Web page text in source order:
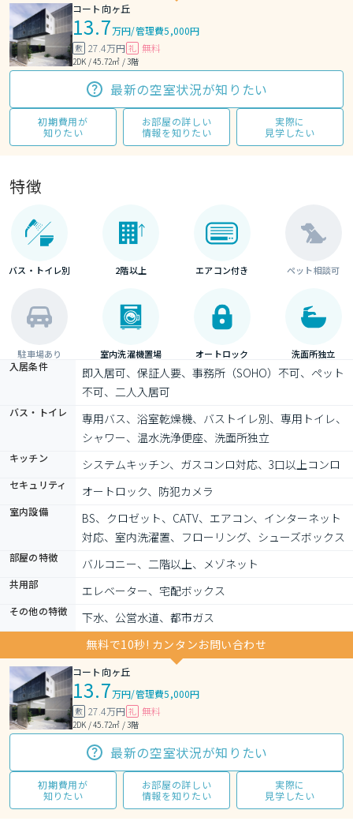
コート向ヶ丘
13.7万円/管理費5,000円
敷 27.4万円 礼 無料
2DK / 45.72㎡ / 3階
最新の空室状況が知りたい
初期費用が
知りたい
お部屋の詳しい
情報を知りたい
実際に
見学したい
特徴
バス・トイレ別 2階以上 エアコン付き ペット相談可
駐車場あり 室内洗濯機置場 オートロック 洗面所独立
入居条件
即入居可、保証人要、事務所（SOHO）不可、ペット
不可、二人入居可
バス・トイレ
専用バス、浴室乾燥機、バストイレ別、専用トイレ、
シャワー、温水洗浄便座、洗面所独立
キッチン システムキッチン、ガスコンロ対応、3口以上コンロ
セキュリティ オートロック、防犯カメラ
室内設備
BS、クロゼット、CATV、エアコン、インターネット
対応、室内洗濯置、フローリング、シューズボックス
部屋の特徴 バルコニー、二階以上、メゾネット
共用部 エレベーター、宅配ボックス
その他の特徴
下水、公営水道、都市ガス
無料で10秒! カンタンお問い合わせ
コート向ヶ丘
13.7万円/管理費5,000円
敷 27.4万円 礼 無料
2DK / 45.72㎡ / 3階
最新の空室状況が知りたい
初期費用が
知りたい
お部屋の詳しい
情報を知りたい
実際に
見学したい